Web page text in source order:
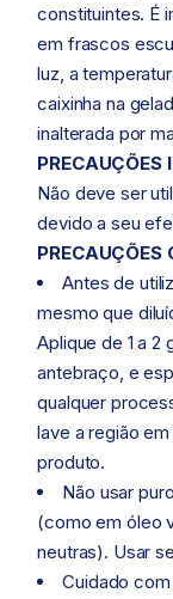
constituintes. É
em frascos
luz, a
caixinha na
inalterada por
PRECAUÇÕES
Não deve ser
devido a seu
PRECAUÇÕES
Antes de
mesmo que
Aplique de 1 a 2
antebraço, e
qualquer
lave a região
produto.
Não usar
(como em óleo
neutras). Usar
Cuidado